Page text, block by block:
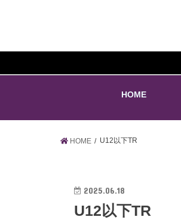
HOME
HOME U12以下TR
2025.06.18
U12以下TR